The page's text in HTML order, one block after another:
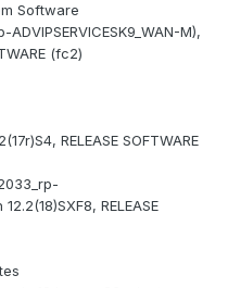
Software
M),
(fc2)
RELEASE SOFTWARE
RELEASE